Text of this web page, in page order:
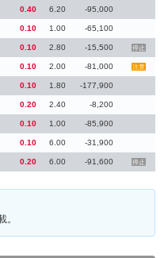
0.40 6.20 -95,000
0.10 1.00 -65,100
0.10 2.80 -15,500 停止
0.10 2.00 -81,000 注意
0.10 1.80 -177,900
0.20 2.40 -8,200
0.10 1.00 -85,900
0.10 6.00 -31,900
0.20 6.00 -91,600 停止
。